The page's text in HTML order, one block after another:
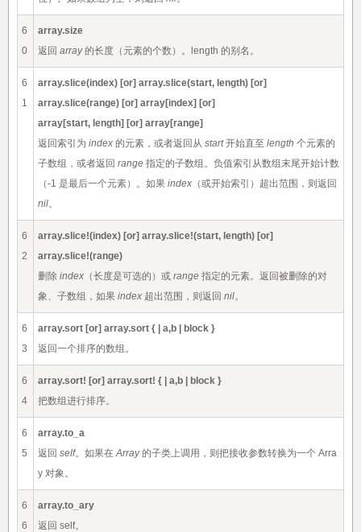
6
0
array.size
返回 array的长度（元素的个数）。length 的别名。
6
1
array.slice(index) [or] array.slice(start, length) [or]
array.slice(range) [or] array[index] [or]
array[start, length] [or] array[range]
返回索引为 index 的元素，或者返回从 start开始直至 length 个元素的
子数组，或者返回 range 指定的子数组。负值索引从数组末尾开始计数
（-1 是最后一个元素）。如果 index （或开始索引）超出范围，则返回
nil。
6
2
array.slice!(index) [or] array.slice!(start, length) [or]
array.slice!(range)
删除 index （长度是可选的）或 range 指定的元素。返回被删除的对
象、子数组，如果 index 超出范围，则返回 nil。
6
3
array.sort [or] array.sort { | a,b | block }
返回一个排序的数组。
6
4
array.sort! [or] array.sort! { | a,b | block }
把数组进行排序。
6
5
array.to_a
返回 self。如果在Array的子类上调用，则把接收参数转换为一个 Arra
y 对象。
6
6
array.to_ary
返回 self。